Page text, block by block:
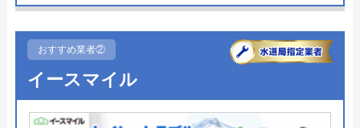
●受付時間
●定休日 年中無休
●出張見積もり 出張・見積もり無料
おすすめ業者②
イースマイル